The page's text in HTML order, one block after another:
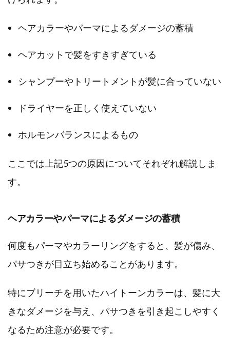
ヘアカラーやパーマによるダメージの蓄積
ヘアカットで髪をすきすぎている
シャンプーやトリートメントが髪に合っていない
ドライヤーを正しく使えていない
ホルモンバランスによるもの
ここでは上記5つの原因についてそれぞれ解説しま
す。
ヘアカラーやパーマによるダメージの蓄積
何度もパーマやカラーリングをすると、髪が傷み、
パサつきが目立ち始めることがあります。
特にブリーチを用いたハイトーンカラーは、髪に大
きなダメージを与え、パサつきを引き起こしやすく
なるため注意が必要です。